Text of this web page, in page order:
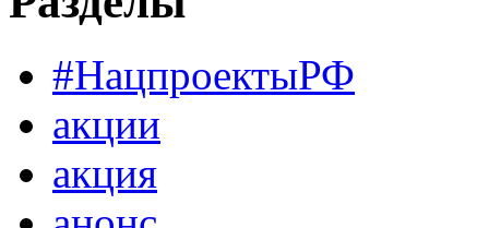
#НацпроектыРФ
акции
акция